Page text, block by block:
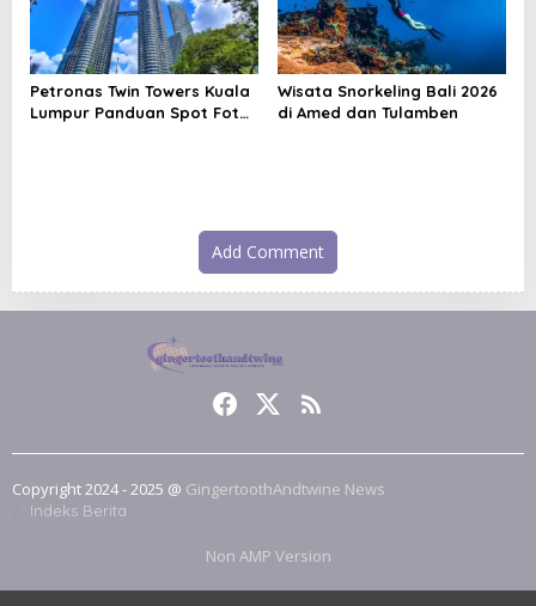
Petronas Twin Towers Kuala
Lumpur Panduan Spot Foto
Wisata Snorkeling Bali 2026
di Amed dan Tulamben
Add Comment
Copyright 2024 - 2025 @ GingertoothAndtwine News
Indeks Berita
Non AMP Version